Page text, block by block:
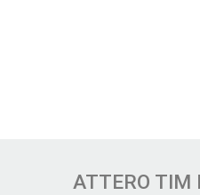
ATTERO TIM